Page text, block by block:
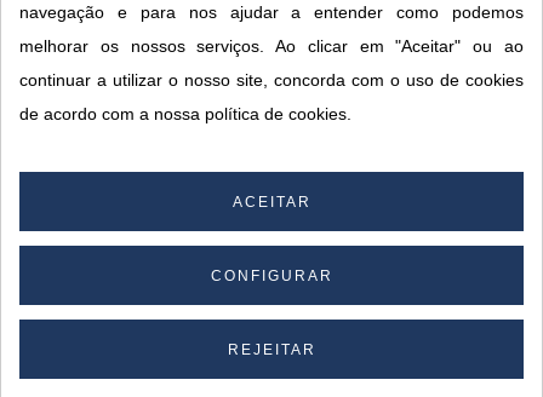
CONTACTOS SORISA
A SORISA
© 2026 SORISA S.A. - Todos os direitos reservados.
navegação e para nos ajudar a entender como podemos
melhorar os nossos serviços. Ao clicar em "Aceitar" ou ao
continuar a utilizar o nosso site, concorda com o uso de cookies
de acordo com a nossa política de cookies.
ACEITAR
CONFIGURAR
REJEITAR